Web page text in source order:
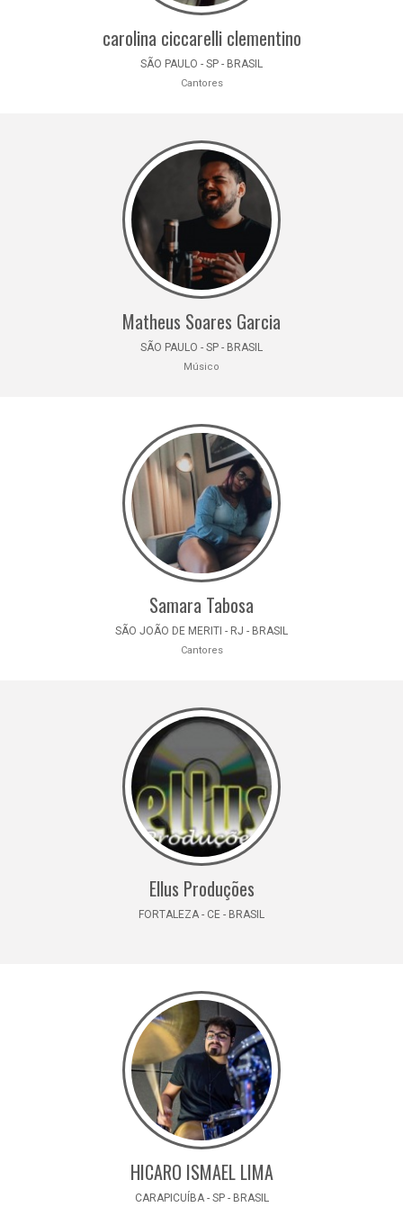
carolina ciccarelli clementino
SÃO PAULO - SP - BRASIL
Cantores
Matheus Soares Garcia
SÃO PAULO - SP - BRASIL
Músico
Samara Tabosa
SÃO JOÃO DE MERITI - RJ - BRASIL
Cantores
Ellus Produções
FORTALEZA - CE - BRASIL
HICARO ISMAEL LIMA
CARAPICUÍBA - SP - BRASIL